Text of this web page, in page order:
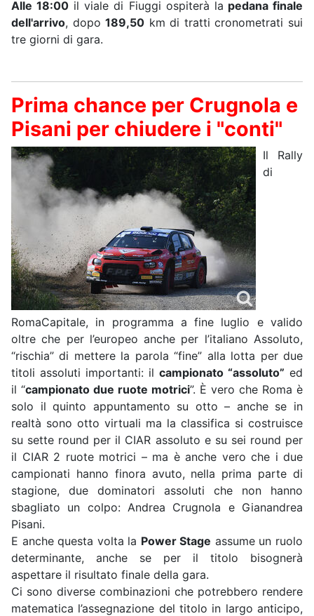
Alle 18:00 il viale di Fiuggi ospiterà la pedana finale
dell'arrivo, dopo189,50 km di tratti cronometrati sui
tre giorni di gara.
Prima chance per Crugnola e
Pisani per chiudere i "conti"
Il Rally
di
RomaCapitale, in programma a fine luglio e valido
oltre che per l’europeo anche per l’italiano Assoluto,
“rischia” di mettere la parola “fine” alla lotta per due
titoli assoluti importanti: il campionato “assoluto” ed
il “campionato due ruote motrici”. È vero che Roma è
solo il quinto appuntamento su otto – anche se in
realtà sono otto virtuali ma la classifica si costruisce
su sette round per il CIAR assoluto e su sei round per
il CIAR 2 ruote motrici – ma è anche vero che i due
campionati hanno finora avuto, nella prima parte di
stagione, due dominatori assoluti che non hanno
sbagliato un colpo: Andrea Crugnola e Gianandrea
Pisani.
E anche questa volta la Power Stage assume un ruolo
determinante, anche se per il titolo bisognerà
aspettare il risultato finale della gara.
Ci sono diverse combinazioni che potrebbero rendere
matematica l’assegnazione del titolo in largo anticipo,